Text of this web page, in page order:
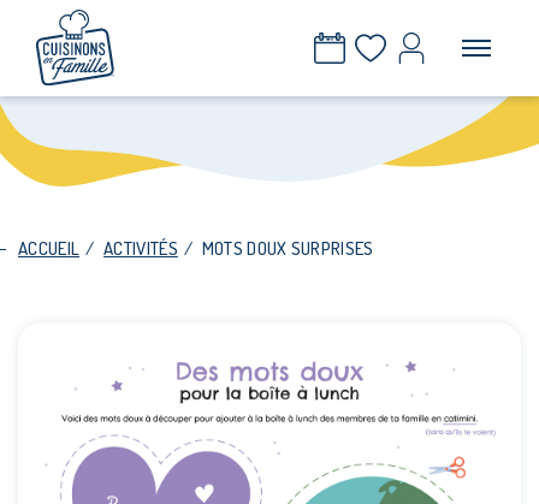
ACCUEIL / ACTIVITÉS / MOTS DOUX SURPRISES